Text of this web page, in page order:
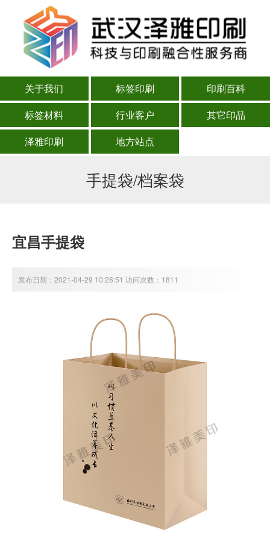
关于我们 标签印刷
印刷百科
标签材料
行业客户
其它印品
泽雅印刷
地方站点
手提袋/档案袋
宜昌手提袋
发布日期：2021-04-29 10:28:51 访问次数：1811